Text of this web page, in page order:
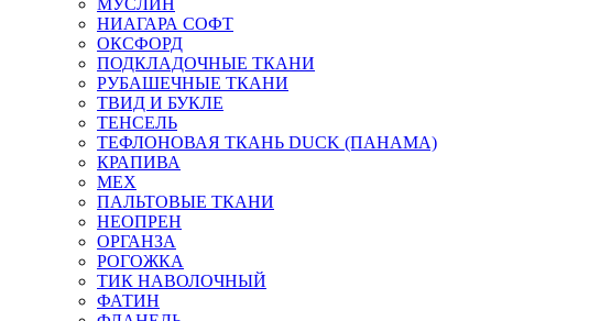
МУСЛИН
НИАГАРА СОФТ
ОКСФОРД
ПОДКЛАДОЧНЫЕ ТКАНИ
РУБАШЕЧНЫЕ ТКАНИ
ТВИД И БУКЛЕ
ТЕНСЕЛЬ
ТЕФЛОНОВАЯ ТКАНЬ DUCK (ПАНАМА)
КРАПИВА
МЕХ
ПАЛЬТОВЫЕ ТКАНИ
НЕОПРЕН
ОРГАНЗА
РОГОЖКА
ТИК НАВОЛОЧНЫЙ
ФАТИН